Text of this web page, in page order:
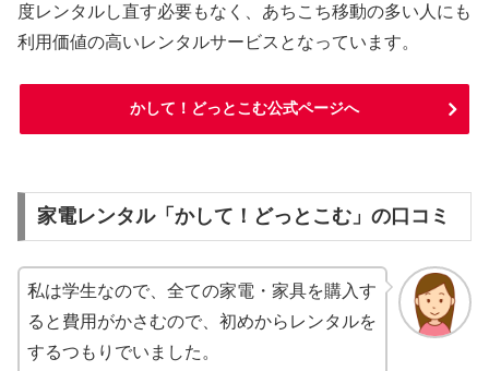
度レンタルし直す必要もなく、あちこち移動の多い人にも
利用価値の高いレンタルサービスとなっています。
かして！どっとこむ公式ページへ
家電レンタル「かして！どっとこむ」の口コミ
私は学生なので、全ての家電・家具を購入す
ると費用がかさむので、初めからレンタルを
するつもりでいました。